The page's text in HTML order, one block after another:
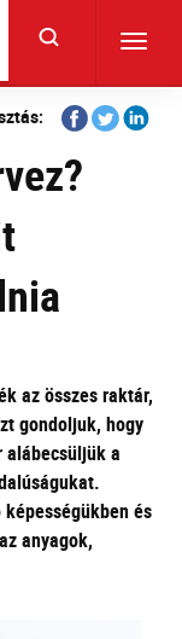
Share
on
Facebook
Share
on
Share
az összesraktár,
gondoljuk, hogy
alábecsüljüka
.
és
anyagok,